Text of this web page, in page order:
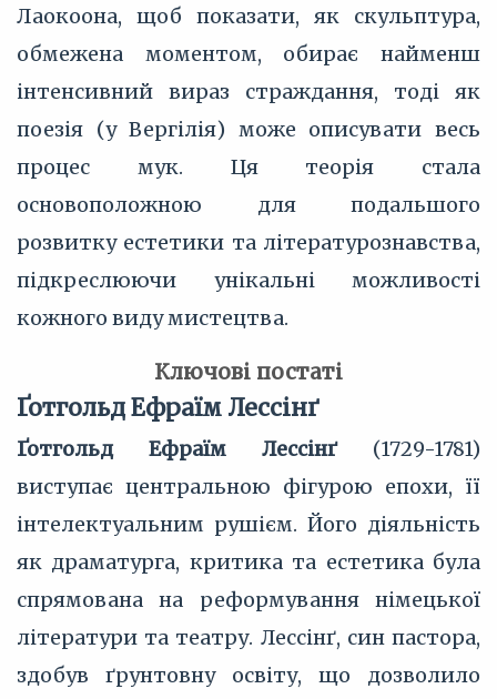
Лаокоона, щоб показати, як скульптура,
обмежена моментом, обирає найменш
інтенсивний вираз страждання, тоді як
поезія (у Вергілія) може описувати весь
процес мук. Ця теорія стала
основоположною для подальшого
розвитку естетики та літературознавства,
підкреслюючи унікальні можливості
кожного виду мистецтва.
Ключові постаті
Ґотгольд Ефраїм Лессінґ
Ґотгольд Ефраїм Лессінґ(1729-1781)
виступає центральною фігурою епохи, її
інтелектуальним рушієм. Його діяльність
як драматурга, критика та естетика була
спрямована на реформування німецької
літератури та театру. Лессінґ, син пастора,
здобув ґрунтовну освіту, що дозволило